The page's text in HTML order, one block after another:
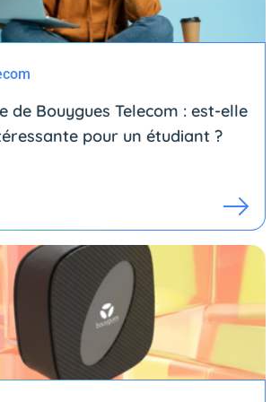
de Bouygues Telecom : est-elle
pour un étudiant ?